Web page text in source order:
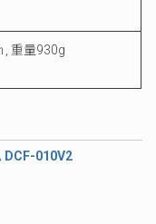
, 重量930g
DCF-010V2